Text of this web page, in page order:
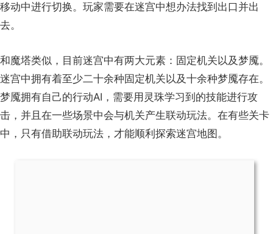
移动中进行切换。玩家需要在迷宫中想办法找到出口并出
去。
和魔塔类似，目前迷宫中有两大元素：固定机关以及梦魇。
迷宫中拥有着至少二十余种固定机关以及十余种梦魇存在。
梦魇拥有自己的行动AI，需要用灵珠学习到的技能进行攻
击，并且在一些场景中会与机关产生联动玩法。在有些关卡
中，只有借助联动玩法，才能顺利探索迷宫地图。